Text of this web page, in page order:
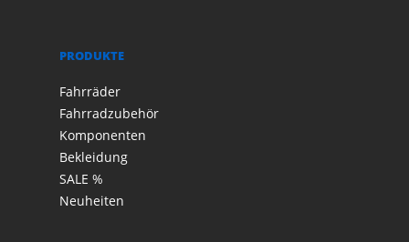
PRODUKTE
Fahrräder
Fahrradzubehör
Komponenten
Bekleidung
SALE %
Neuheiten